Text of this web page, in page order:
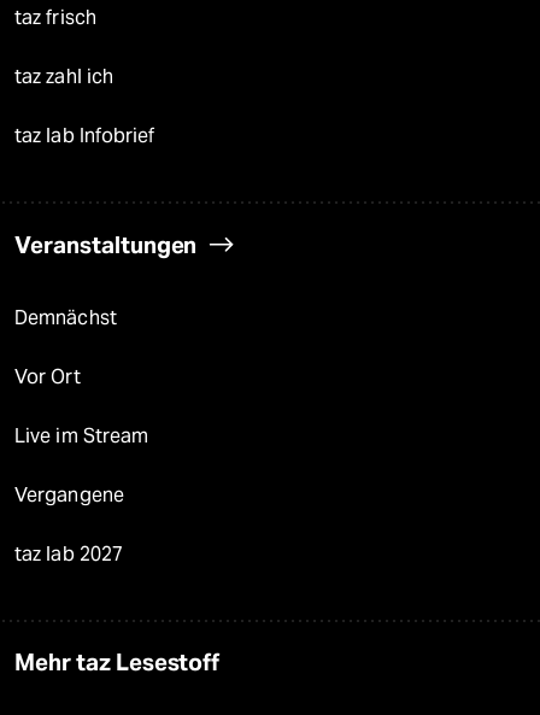
taz frisch
taz zahl ich
taz lab Infobrief
Veranstaltungen
Demnächst
Vor Ort
Live im Stream
Vergangene
taz lab 2027
Mehr taz Lesestoff